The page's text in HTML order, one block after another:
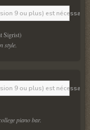
9 ou plus) est
Sigrist)
style.
9 ou plus) est
piano bar.